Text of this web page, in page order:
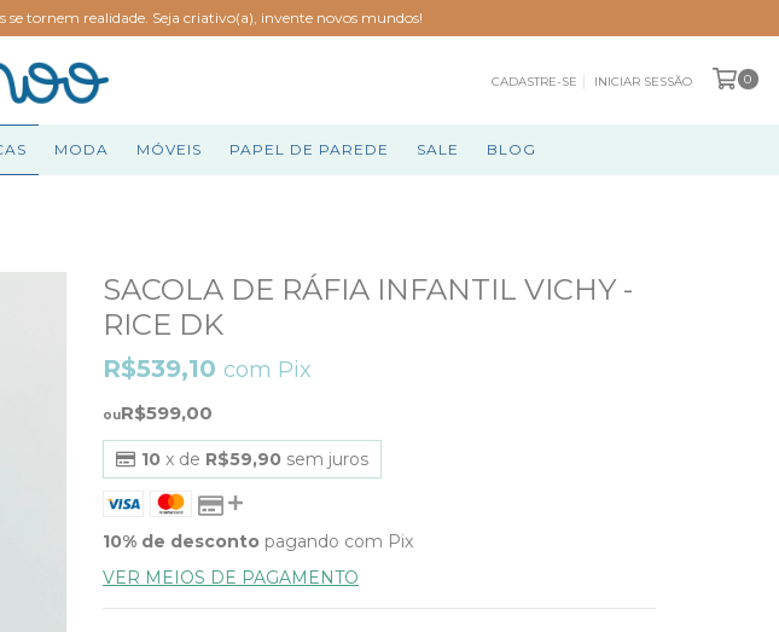
se tornem realidade. Seja criativo(a), invente novos mundos!
CADASTRE-SE INICIAR SESSÃO 0
MODA MÓVEIS PAPEL DE PAREDE SALE BLOG
SACOLA DE RÁFIA INFANTIL VICHY -
RICE DK
R$599,00
R$539,10 com Pix
10 x de R$59,90 sem juros
10% de desconto pagando com Pix
VER MEIOS DE PAGAMENTO